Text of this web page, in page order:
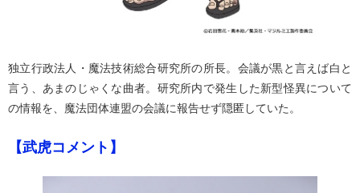
独立行政法人・魔法技術総合研究所の所長。会議が黒と言えば白と
言う、あまのじゃくな曲者。研究所内で発生した新型怪異について
の情報を、魔法団体連盟の会議に報告せず隠匿していた。
【武虎コメント】